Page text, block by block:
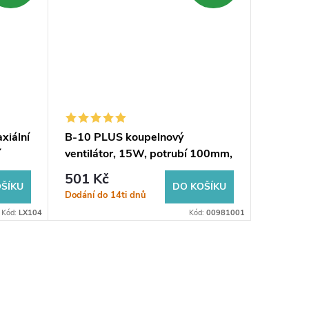
Kód: LX104
B-10 PLUS koupelnový
ventilátor, 15W, potrubí 100mm,
bílá
501 Kč
Dodání do 14ti dnů
DO KOŠÍKU
Kód: 00981001